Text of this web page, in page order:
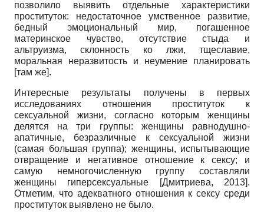
позволило выявить отдельные характеристики
проституток: недостаточное умственное развитие,
бедный эмоциональный мир, погашенное
материнское чувство, отсутствие стыда и
альтруизма, склонность ко лжи, тщеславие,
моральная неразвитость и неумение планировать
[там же].
Интересные результаты получены в первых
исследованиях отношения проституток к
сексуальной жизни, согласно которым женщины
делятся на три группы: женщины равнодушно-
апатичные, безразличные к сексуальной жизни
(самая большая группа); женщины, испытывающие
отвращение и негативное отношение к сексу; и
самую немногочисленную группу составляли
женщины гиперсексуальные
[Дмитриева, 2013].
Отметим, что адекватного отношения к сексу среди
проституток выявлено не было.